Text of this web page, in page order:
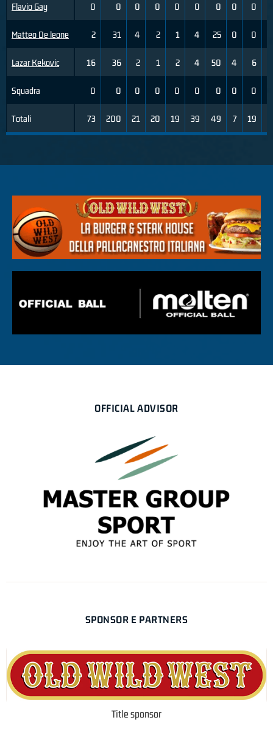
Flavio Gay
Matteo De leone
Lazar Kekovic
Squadra
Totali
0 0 0 0 0 0 0 0 0
2 31 4 2 1 4 25 0 0
16 36 2 1 2 4 50 4 6
0 0 0 0 0 0 0 0 0
73 200 21 20 19 39 49 7 19
OFFICIAL ADVISOR
SPONSOR E PARTNERS
Title sponsor